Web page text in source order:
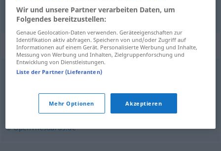
aðdrættirmpl Zufuhr
Synonyme für "Zufuhr"
© OpenThesaurus.de
Wir und unsere Partner verarbeiten Daten, um
Folgendes bereitzustellen:
Genaue Geolocation-Daten verwenden. Geräteeigenschaften zur
Identifikation aktiv abfragen. Speichern von und/oder Zugriff auf
Informationen auf einem Gerät. Personalisierte Werbung und Inhalte,
Messung von Werbung und Inhalten, Zielgruppenforschung und
Entwicklung von Dienstleistungen.
Liste der Partner (Lieferanten)
Mehr Optionen Akzeptieren